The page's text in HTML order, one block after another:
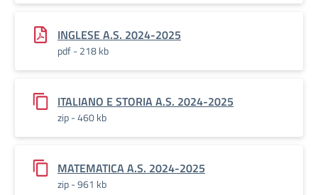
INGLESE A.S. 2024-2025
pdf - 218 kb
ITALIANO E STORIA A.S. 2024-2025
zip - 460 kb
MATEMATICA A.S. 2024-2025
zip - 961 kb